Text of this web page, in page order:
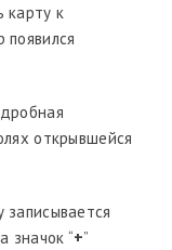
карту к
открывшейся
значок “+”